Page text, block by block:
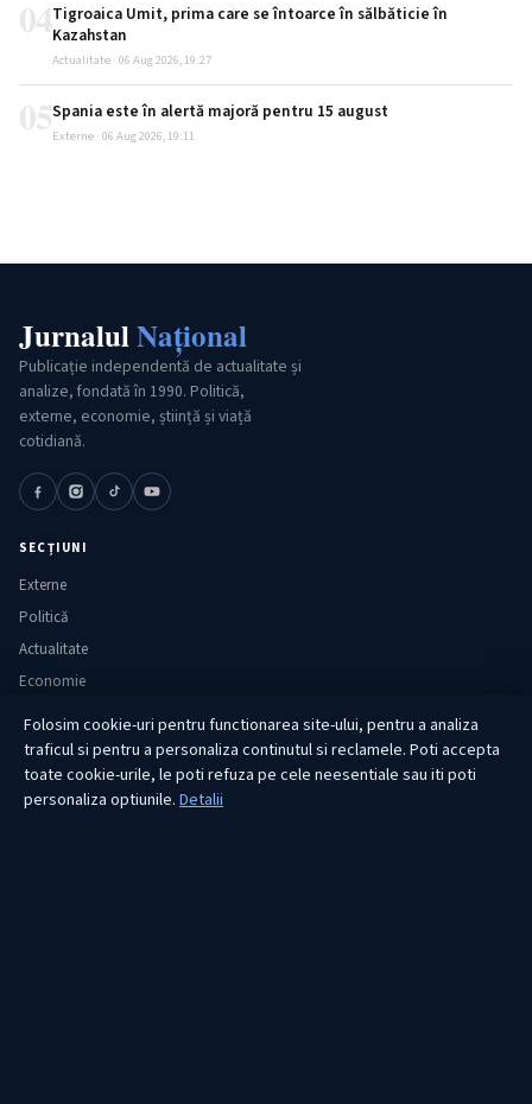
Tigroaica Umit, prima care se întoarce în sălbăticie în
Kazahstan
Actualitate · 06 Aug 2026, 19:27
Spania este în alertă majoră pentru 15 august
Externe · 06 Aug 2026, 19:11
JurnalulNațional
Publicație independentă de actualitate și
analize, fondată în 1990. Politică,
externe, economie, știință și viață
cotidiană.
SECȚIUNI
Externe
Politică
Actualitate
Economie
Sănătate
Utile
RUBRICI
Folosim cookie-uri pentru functionarea site-ului, pentru a analiza
traficul si pentru a personaliza continutul si reclamele. Poti accepta
toate cookie-urile, le poti refuza pe cele neesentiale sau iti poti
personaliza optiunile. Detalii